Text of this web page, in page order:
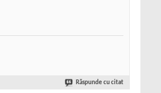
Răspunde cu citat